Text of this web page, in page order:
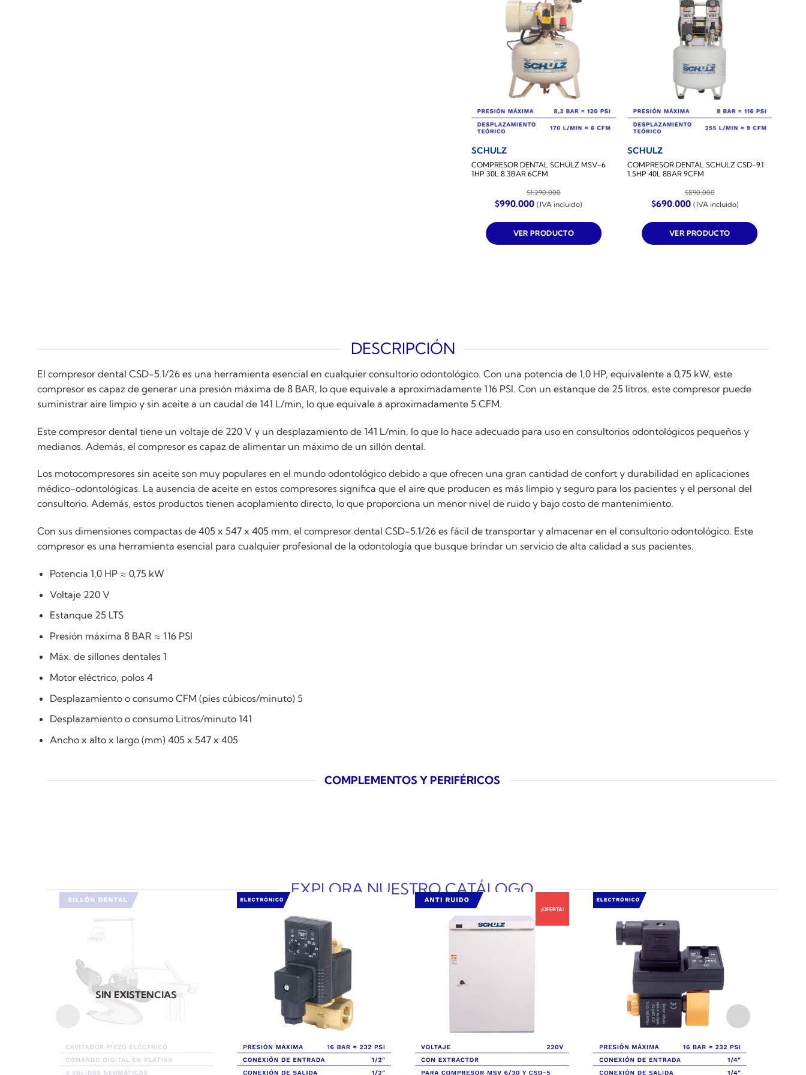
SCHULZ
COMPRESOR DENTAL SCHULZ MSV-6
1HP 30L 8.3BAR 6CFM
$1.290.000
El
precio
original
$1.290.000.
$990.000El
precio
actual
es:
$990.000.
(IVA incluido)
VER PRODUCTO
SCHULZ
COMPRESOR DENTAL SCHULZ CSD-9.1
1.5HP 40L 8BAR 9CFM
$890.000
El
precio
original
$890.000.
$690.000El
precio
actual
es:
$690.000.
(IVA incluido)
VER PRODUCTO
DESCRIPCIÓN
El compresor dental CSD-5.1/26 es una herramienta esencial en cualquier consultorio odontológico. Con una potencia de 1,0 HP, equivalente a 0,75 kW, este
compresor es capaz de generar una presión máxima de 8 BAR, lo que equivale a aproximadamente 116 PSI. Con un estanque de 25 litros, este compresor puede
suministrar aire limpio y sin aceite a un caudal de 141 L/min, lo que equivale a aproximadamente 5 CFM.
Este compresor dental tiene un voltaje de 220 V y un desplazamiento de 141 L/min, lo que lo hace adecuado para uso en consultorios odontológicos pequeños y
medianos. Además, el compresor es capaz de alimentar un máximo de un sillón dental.
Los motocompresores sin aceite son muy populares en el mundo odontológico debido a que ofrecen una gran cantidad de confort y durabilidad en aplicaciones
médico-odontológicas. La ausencia de aceite en estos compresores significa que el aire que producen es más limpio y seguro para los pacientes y el personal del
consultorio. Además, estos productos tienen acoplamiento directo, lo que proporciona un menor nivel de ruido y bajo costo de mantenimiento.
Con sus dimensiones compactas de 405 x 547 x 405 mm, el compresor dental CSD-5.1/26 es fácil de transportar y almacenar en el consultorio odontológico. Este
compresor es una herramienta esencial para cualquier profesional de la odontología que busque brindar un servicio de alta calidad a sus pacientes.
Potencia 1,0 HP ≈ 0,75 kW
Voltaje 220 V
Estanque 25 LTS
Presión máxima 8 BAR ≈ 116 PSI
Máx. de sillones dentales 1
Motor eléctrico, polos 4
Desplazamiento o consumo CFM (pies cúbicos/minuto) 5
Desplazamiento o consumo Litros/minuto 141
Ancho x alto x largo (mm) 405 x 547 x 405
COMPLEMENTOS Y PERIFÉRICOS
EXPLORA NUESTRO CATÁLOGO
SIN EXISTENCIAS
¡OFERTA!